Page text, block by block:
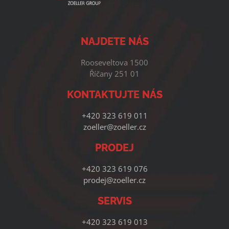
NAJDETE NÁS
Rooseveltova 1500
Říčany 251 01
KONTAKTUJTE NÁS
+420 323 619 011
zoeller@zoeller.cz
PRODEJ
+420 323 619 076
prodej@zoeller.cz
SERVIS
+420 323 619 013